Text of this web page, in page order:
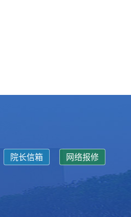
院长信箱 网络报修